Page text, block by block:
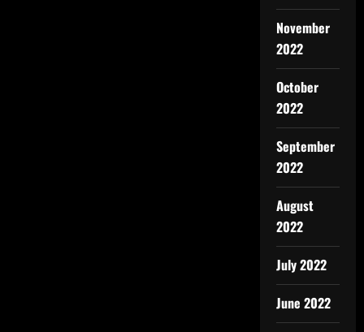
November
2022
October
2022
September
2022
August
2022
July 2022
June 2022